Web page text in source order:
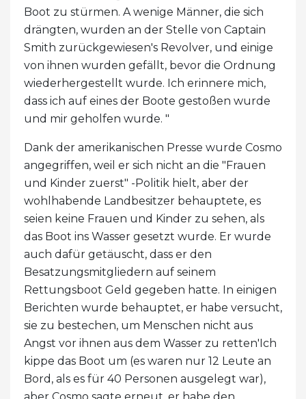
Boot zu stürmen. A wenige Männer, die sich
drängten, wurden an der Stelle von Captain
Smith zurückgewiesen's Revolver, und einige
von ihnen wurden gefällt, bevor die Ordnung
wiederhergestellt wurde. Ich erinnere mich,
dass ich auf eines der Boote gestoßen wurde
und mir geholfen wurde. "
Dank der amerikanischen Presse wurde Cosmo
angegriffen, weil er sich nicht an die "Frauen
und Kinder zuerst" -Politik hielt, aber der
wohlhabende Landbesitzer behauptete, es
seien keine Frauen und Kinder zu sehen, als
das Boot ins Wasser gesetzt wurde. Er wurde
auch dafür getäuscht, dass er den
Besatzungsmitgliedern auf seinem
Rettungsboot Geld gegeben hatte. In einigen
Berichten wurde behauptet, er habe versucht,
sie zu bestechen, um Menschen nicht aus
Angst vor ihnen aus dem Wasser zu retten'Ich
kippe das Boot um (es waren nur 12 Leute an
Bord, als es für 40 Personen ausgelegt war),
aber Cosmo sagte erneut, er habe den